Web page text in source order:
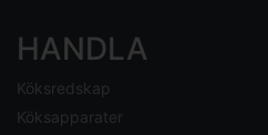
HANDLA
Köksredskap
Köksapparater